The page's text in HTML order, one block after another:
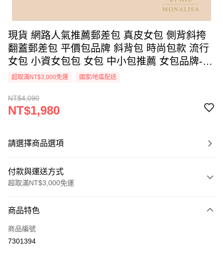
現貨 網路人氣推薦郵差包 真皮女包 側背斜挎
翻蓋郵差包 平價包品牌 斜背包 時尚包款 流行
女包 小資女包包 女包 中小包推薦 女包品牌-典
雅白-B011
超取滿NT$3,000免運 國家/地區配送
NT$4,090
NT$1,980
請選擇商品選項
付款與運送方式
超取滿NT$3,000免運
信用卡一次付款
信用卡分期付款
商品特色
商品編號
7301394